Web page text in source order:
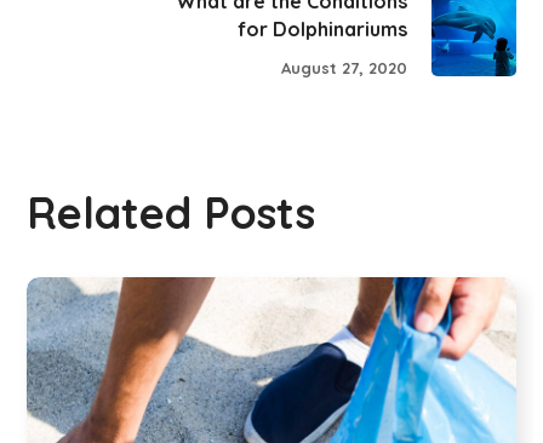
for Dolphinariums
August 27, 2020
Related Posts